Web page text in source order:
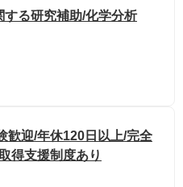
る研究補助/化学分析
歓迎/年休120日以上/完全
得支援制度あり